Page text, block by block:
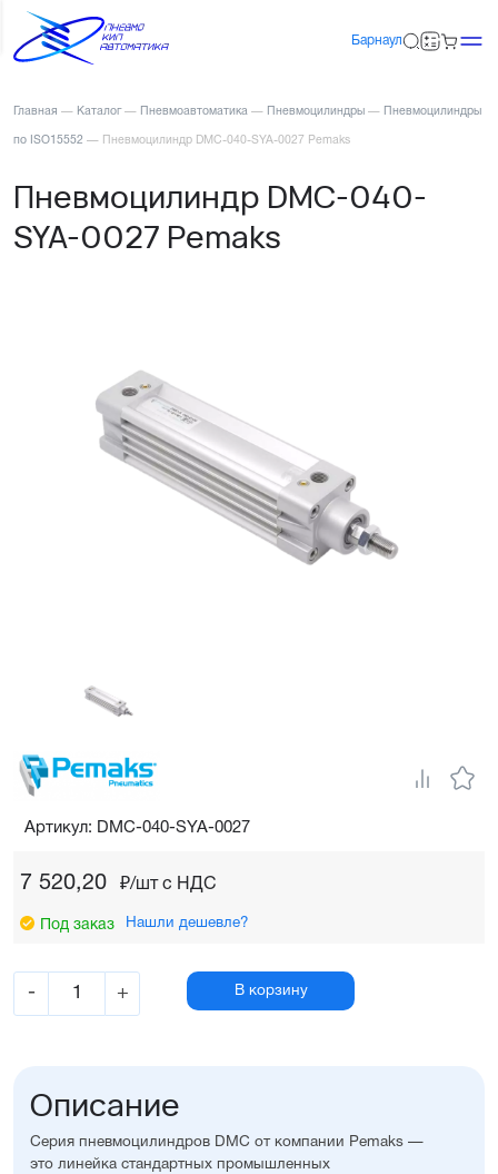
Барнаул
Главная — Каталог — Пневмоавтоматика — Пневмоцилиндры — Пневмоцилиндры
по ISO15552 — Пневмоцилиндр DMC-040-SYA-0027 Pemaks
Пневмоцилиндр DMC-040-
SYA-0027 Pemaks
7 520,20 ₽/шт c НДС
Под заказ Нашли дешевле?
- + В корзину
Артикул: DMC-040-SYA-0027
Описание
Серия пневмоцилиндров DMC от компании Pemaks —
это линейка стандартных промышленных